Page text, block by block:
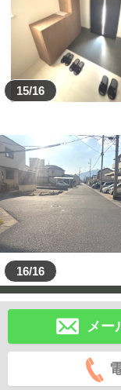
15/16
16/16
メー